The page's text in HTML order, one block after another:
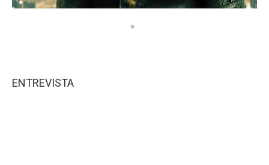
ENTREVISTA